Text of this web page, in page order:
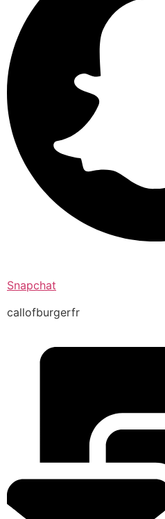
Snapchat
callofburgerfr